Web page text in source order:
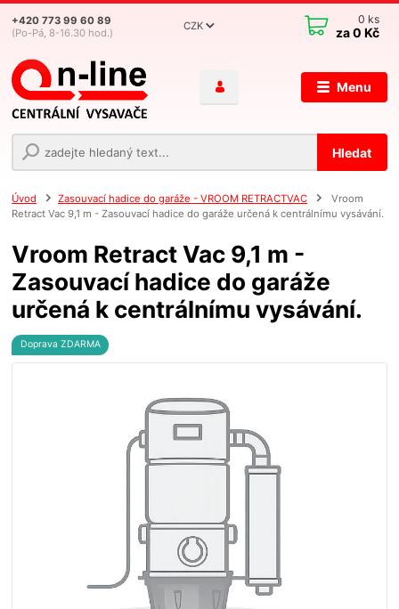
Menu
CZK
Hledat
+420 773 99 60 89
(Po-Pá, 8-16.30 hod.)
0 ks
za0 Kč
Úvod Zasouvací hadice do garáže - VROOM RETRACTVAC
Vroom
Retract Vac 9,1 m - Zasouvací hadice do garáže určená k centrálnímu vysávání.
Vroom Retract Vac 9,1 m -
Zasouvací hadice do garáže
určená k centrálnímu vysávání.
Doprava ZDARMA